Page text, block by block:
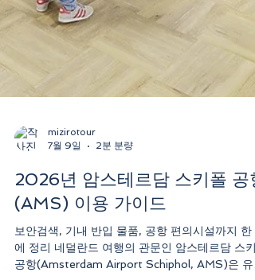
mizirotour
2분 분량